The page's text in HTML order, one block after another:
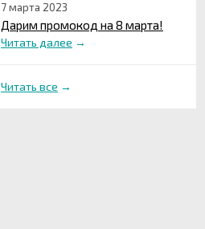
7 марта 2023
Дарим промокод на 8 марта!
Читать далее →
Читать все →